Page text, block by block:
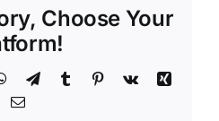
Choose Your
WhatsApp
TelegramTumblr Pinterest
Vk
Xing
Email